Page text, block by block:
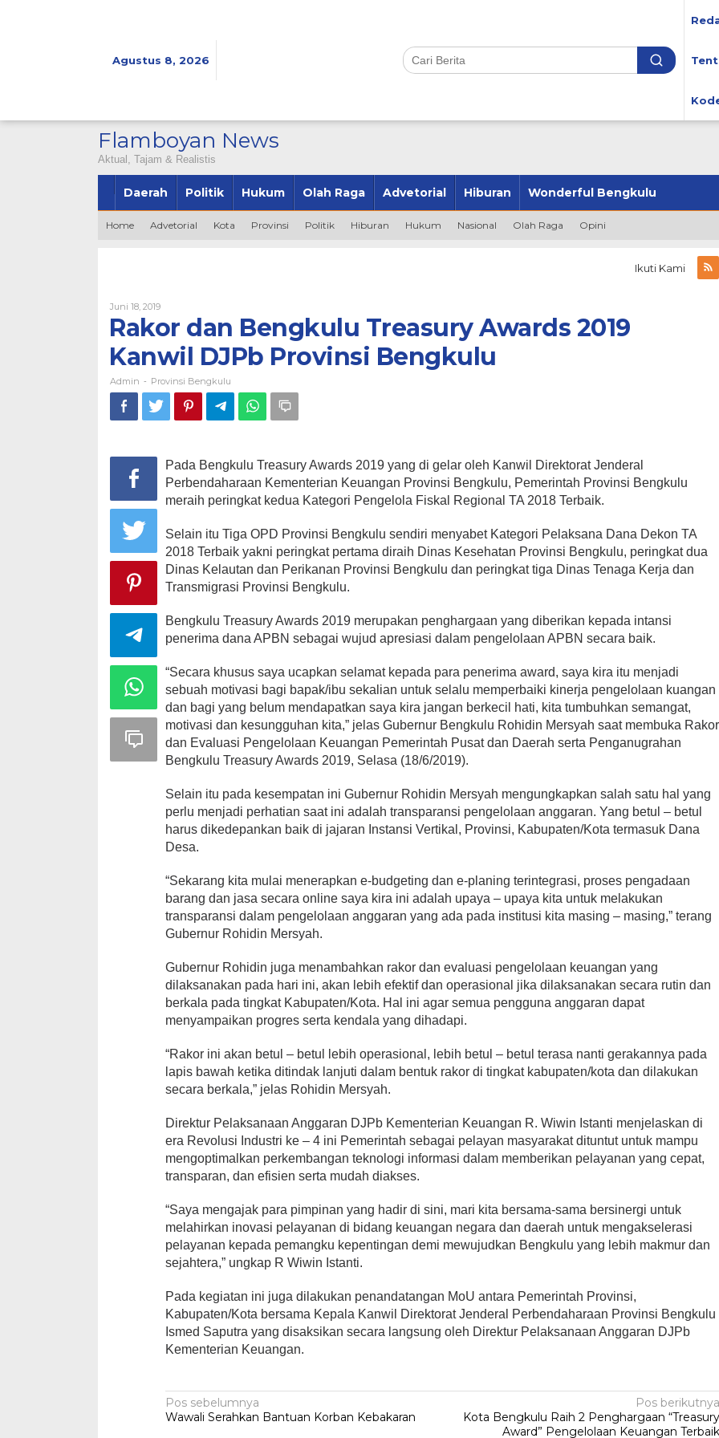
Agustus 8, 2026
Flamboyan News
Aktual, Tajam & Realistis
Daerah Politik Hukum Olah Raga Advetorial Hiburan Wonderful Bengkulu
Home Advetorial Kota Provinsi Politik Hiburan Hukum Nasional Olah Raga Opini
Ikuti Kami
Juni 18, 2019Oleh
Rakor dan Bengkulu Treasury Awards 2019
Kanwil DJPb Provinsi Bengkulu
Admin - Provinsi Bengkulu
Pada Bengkulu Treasury Awards 2019 yang di gelar oleh Kanwil Direktorat Jenderal
Perbendaharaan Kementerian Keuangan Provinsi Bengkulu, Pemerintah Provinsi Bengkulu
meraih peringkat kedua Kategori Pengelola Fiskal Regional TA 2018 Terbaik.
Selain itu Tiga OPD Provinsi Bengkulu sendiri menyabet Kategori Pelaksana Dana Dekon TA
2018 Terbaik yakni peringkat pertama diraih Dinas Kesehatan Provinsi Bengkulu, peringkat dua
Dinas Kelautan dan Perikanan Provinsi Bengkulu dan peringkat tiga Dinas Tenaga Kerja dan
Transmigrasi Provinsi Bengkulu.
Bengkulu Treasury Awards 2019 merupakan penghargaan yang diberikan kepada intansi
penerima dana APBN sebagai wujud apresiasi dalam pengelolaan APBN secara baik.
“Secara khusus saya ucapkan selamat kepada para penerima award, saya kira itu menjadi
sebuah motivasi bagi bapak/ibu sekalian untuk selalu memperbaiki kinerja pengelolaan kuangan
dan bagi yang belum mendapatkan saya kira jangan berkecil hati, kita tumbuhkan semangat,
motivasi dan kesungguhan kita,” jelas Gubernur Bengkulu Rohidin Mersyah saat membuka Rakor
dan Evaluasi Pengelolaan Keuangan Pemerintah Pusat dan Daerah serta Penganugrahan
Bengkulu Treasury Awards 2019, Selasa (18/6/2019).
Selain itu pada kesempatan ini Gubernur Rohidin Mersyah mengungkapkan salah satu hal yang
perlu menjadi perhatian saat ini adalah transparansi pengelolaan anggaran. Yang betul – betul
harus dikedepankan baik di jajaran Instansi Vertikal, Provinsi, Kabupaten/Kota termasuk Dana
Desa.
“Sekarang kita mulai menerapkan e-budgeting dan e-planing terintegrasi, proses pengadaan
barang dan jasa secara online saya kira ini adalah upaya – upaya kita untuk melakukan
transparansi dalam pengelolaan anggaran yang ada pada institusi kita masing – masing,” terang
Gubernur Rohidin Mersyah.
Gubernur Rohidin juga menambahkan rakor dan evaluasi pengelolaan keuangan yang
dilaksanakan pada hari ini, akan lebih efektif dan operasional jika dilaksanakan secara rutin dan
berkala pada tingkat Kabupaten/Kota. Hal ini agar semua pengguna anggaran dapat
menyampaikan progres serta kendala yang dihadapi.
“Rakor ini akan betul – betul lebih operasional, lebih betul – betul terasa nanti gerakannya pada
lapis bawah ketika ditindak lanjuti dalam bentuk rakor di tingkat kabupaten/kota dan dilakukan
secara berkala,” jelas Rohidin Mersyah.
Direktur Pelaksanaan Anggaran DJPb Kementerian Keuangan R. Wiwin Istanti menjelaskan di
era Revolusi Industri ke – 4 ini Pemerintah sebagai pelayan masyarakat dituntut untuk mampu
mengoptimalkan perkembangan teknologi informasi dalam memberikan pelayanan yang cepat,
transparan, dan efisien serta mudah diakses.
“Saya mengajak para pimpinan yang hadir di sini, mari kita bersama-sama bersinergi untuk
melahirkan inovasi pelayanan di bidang keuangan negara dan daerah untuk mengakselerasi
pelayanan kepada pemangku kepentingan demi mewujudkan Bengkulu yang lebih makmur dan
sejahtera,” ungkap R Wiwin Istanti.
Pada kegiatan ini juga dilakukan penandatangan MoU antara Pemerintah Provinsi,
Kabupaten/Kota bersama Kepala Kanwil Direktorat Jenderal Perbendaharaan Provinsi Bengkulu
Ismed Saputra yang disaksikan secara langsung oleh Direktur Pelaksanaan Anggaran DJPb
Kementerian Keuangan.
Navigasi
pos
Pos sebelumnya
Wawali Serahkan Bantuan Korban Kebakaran
Pos berikutnya
Kota Bengkulu Raih 2 Penghargaan “Treasury
Award” Pengelolaan Keuangan Terbaik